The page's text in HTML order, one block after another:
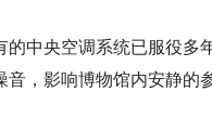
的中央空调系统已服役多
音，影响博物馆内安静的